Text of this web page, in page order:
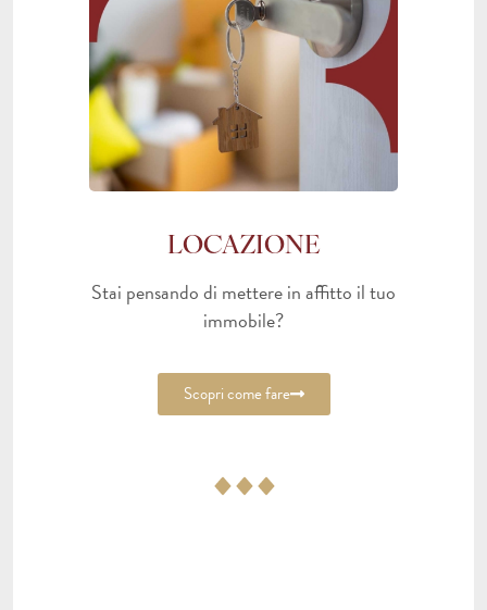
LOCAZIONE
Stai pensando di mettere in affitto il tuo
immobile?
Scopri come fare